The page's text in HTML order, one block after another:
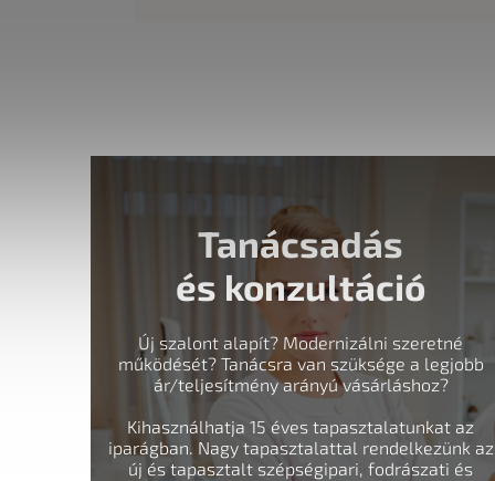
Tanácsadás
és konzultáció
Új szalont alapít? Modernizálni szeretné
működését? Tanácsra van szüksége a legjobb
ár/teljesítmény arányú vásárláshoz?
Kihasználhatja 15 éves tapasztalatunkat az
iparágban. Nagy tapasztalattal rendelkezünk az
új és tapasztalt szépségipari, fodrászati és